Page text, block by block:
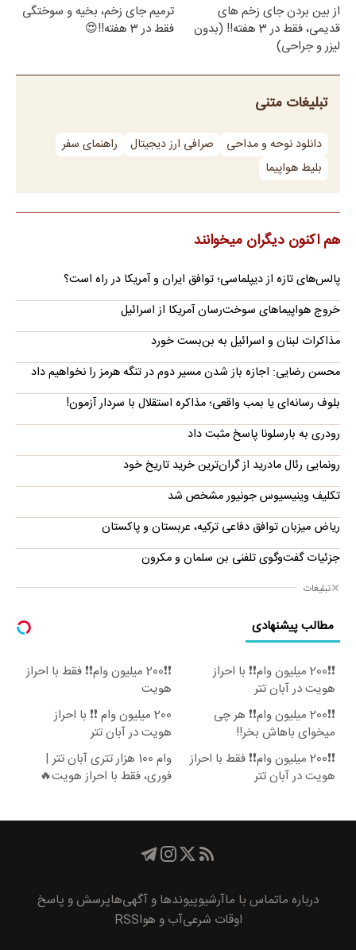
از بین بردن جای زخم های
قدیمی، فقط در 3 هفته!! (بدون
لیزر و جراحی)
ترمیم جای زخم، بخیه و سوختگی
فقط در 3 هفته!!😍
تبلیغات متنی
دانلود نوحه و مداحی صرافی ارز دیجیتال
راهنمای سفر
بلیط هواپیما
هم اکنون دیگران میخوانند
پالس‌های تازه از دیپلماسی؛ توافق ایران و آمریکا در راه است؟
خروج هواپیماهای سوخت‌رسان آمریکا از اسرائیل
مذاکرات لبنان و اسرائیل به بن‌بست خورد
محسن رضایی: اجازه باز شدن مسیر دوم در تنگه هرمز را نخواهیم داد
بلوف رسانه‌ای یا بمب واقعی؛ مذاکره استقلال با سردار آزمون!
رودری به بارسلونا پاسخ مثبت داد
رونمایی رئال مادرید از گران‌ترین خرید تاریخ خود
تکلیف وینیسیوس جونیور مشخص شد
ریاض میزبان توافق دفاعی ترکیه، عربستان و پاکستان
جزئیات گفت‌وگوی تلفنی بن سلمان و مکرون
تبلیغات
مطالب پیشنهادی
❗❗200 میلیون وام❗❗ با احراز
هویت در آبان تتر
❗❗200 میلیون وام❗❗ فقط با احراز
هویت
❗❗200 میلیون وام❗❗ هر چی
میخوای باهاش بخر!!
200 میلیون وام ❗❗ با احراز
هویت در آبان تتر
❗❗200 میلیون وام❗❗ فقط با احراز
هویت در آبان تتر
وام 100 هزار تتری آبان تتر |
فوری، فقط با احراز هویت🔥
درباره ماتماس با ماآرشیوپیوند‌ها و آگهی‌هاپرسش و پاسخ
اوقات شرعیآب و هواRSS